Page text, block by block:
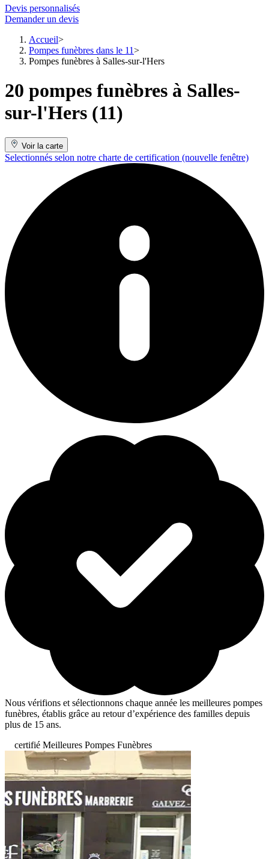
Devis personnalisés
Demander un devis
Accueil
Pompes funèbres dans le 11
Pompes funèbres à Salles-sur-l'Hers
20 pompes funèbres à Salles-
sur-l'Hers (11)
Voir la carte
Selectionnés selon notre charte de certification (nouvelle fenêtre)
Nous vérifions et sélectionnons chaque année les meilleures pompes
funèbres, établis grâce au retour d’expérience des familles depuis
plus de 15 ans.
certifié Meilleures Pompes Funèbres